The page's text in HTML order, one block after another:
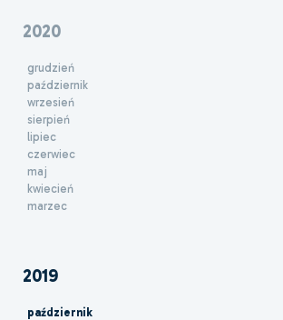
2020
grudzień
październik
wrzesień
sierpień
lipiec
czerwiec
maj
kwiecień
marzec
2019
październik